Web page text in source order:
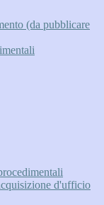
(da pubblicare
d'ufficio